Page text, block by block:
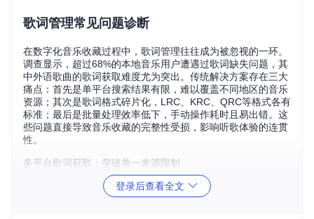
歌词管理常见问题诊断
在数字化音乐收藏过程中，歌词管理往往成为被忽视的一环。
调查显示，超过68%的本地音乐用户遭遇过歌词缺失问题，其
中外语歌曲的歌词获取难度尤为突出。传统解决方案存在三大
痛点：首先是单平台搜索结果有限，难以覆盖不同地区的音乐
资源；其次是歌词格式碎片化，LRC、KRC、QRC等格式各有
标准；最后是批量处理效率低下，手动操作耗时且易出错。这
些问题直接导致音乐收藏的完整性受损，影响听歌体验的连贯
性。
多平台歌词获取：突破单一来源限制
面对分散的歌词资源，LDDC创新性地整合了QQ音乐、酷狗音
乐、网易云音乐三大平台的API接口，实现跨平台资源聚合检
登录后查看全文